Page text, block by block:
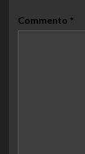
Commento *